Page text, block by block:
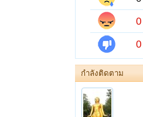
0
0
กำลังติดตาม